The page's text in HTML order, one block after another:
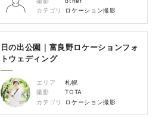
カテゴリ
ロケーション撮影
日の出公園｜富良野ロケーションフォ
トウェディング
エリア
札幌
撮影
TOTA
カテゴリ
ロケーション撮影